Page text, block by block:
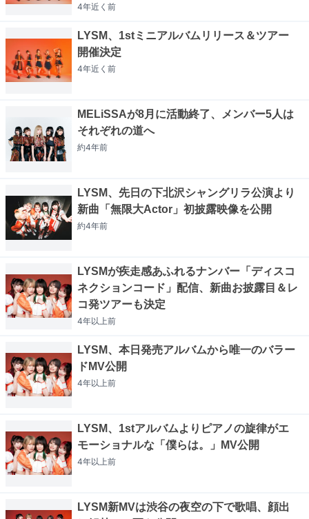
4年近く 前
LYSM、1stミニアルバムリリース＆ツアー
開催決定
4年近く 前
MELiSSAが8月に活動終了、メンバー5人は
それぞれの道へ
約4年前
LYSM、先日の下北沢シャングリラ公演より
新曲「無限大Actor」初披露映像を公開
約4年前
LYSMが疾走感あふれるナンバー「ディスコ
ネクションコード」配信、新曲お披露目＆レ
コ発ツアーも決定
4年以上前
LYSM、本日発売アルバムから唯一のバラー
ドMV公開
4年以上前
LYSM、1stアルバムよりピアノの旋律がエ
モーショナルな「僕らは。」MV公開
4年以上前
LYSM新MVは渋谷の夜空の下で歌唱、顔出